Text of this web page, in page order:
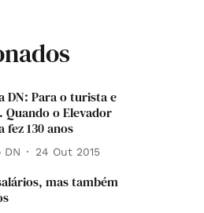
DN: Para o turista e
Quando o Elevador
fez 130 anos
DN 24 Out 2015
mas também